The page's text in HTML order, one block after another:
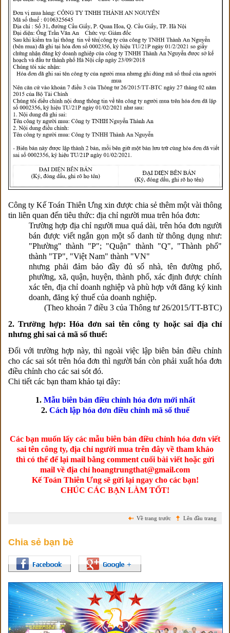
Công ty Kế Toán Thiên Ưng xin được chia sẻ thêm một vài thông
tin liên quan đến tiêu thức: địa chỉ người mua trên hóa đơn:
Trường hợp địa chỉ người mua quá dài, trên hóa đơn người
bán được viết ngắn gọn một số danh từ thông dụng như:
"Phường" thành "P"; "Quận" thành "Q", "Thành phố"
thành "TP", "Việt Nam" thành "VN"
nhưng phải đảm bảo đầy đủ số nhà, tên đường phố,
phường, xã, quận, huyện, thành phố, xác định được chính
xác tên, địa chỉ doanh nghiệp và phù hợp với đăng ký kinh
doanh, đăng ký thuế của doanh nghiệp.
(Theo khoản 7 điều 3 của Thông tư 26/2015/TT-BTC)
2. Trường hợp: Hóa đơn sai tên công ty hoặc sai địa chỉ
nhưng ghi sai cả mã số thuế:
Đối với trường hợp này, thì ngoài việc lập biên bản điều chỉnh
cho các sai sót trên hóa đơn thì người bán còn phải xuất hóa đơn
điều chỉnh cho các sai sót đó.
Chi tiết các bạn tham khảo tại đây:
1. Mẫu biên bản điều chỉnh hóa đơn mới nhất
2. Cách lập hóa đơn điều chỉnh mã số thuế
Các bạn muốn lấy các mẫu biên bản điều chỉnh hóa đơn viết
sai tên công ty, địa chỉ người mua trên đây về tham khảo
thì có thể để lại mail bằng comment cuối bài viết hoặc gửi
mail về địa chỉ hoangtrungthat@gmail.com
Kế Toán Thiên Ưng sẽ gửi lại ngay cho các bạn!
CHÚC CÁC BẠN LÀM TỐT!
Lên đầu trang
Về trang trước
Chia sẻ bạn bè